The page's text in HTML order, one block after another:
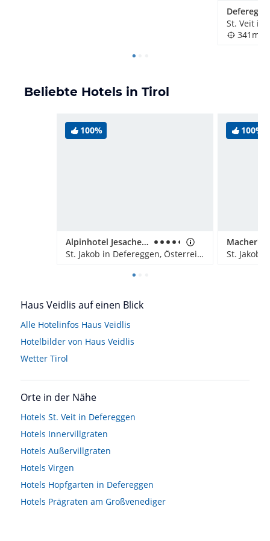
St. Veit in
341m
Beliebte Hotels in Tirol
100%
Alpinhotel Jesacherhof
St. Jakob in Defereggen, Österreich
100%
Macher's
Haus Veidlis auf einen Blick
Alle Hotelinfos Haus Veidlis
Hotelbilder von Haus Veidlis
Wetter Tirol
Orte in der Nähe
Hotels St. Veit in Defereggen
Hotels Innervillgraten
Hotels Außervillgraten
Hotels Virgen
Hotels Hopfgarten in Defereggen
Hotels Prägraten am Großvenediger